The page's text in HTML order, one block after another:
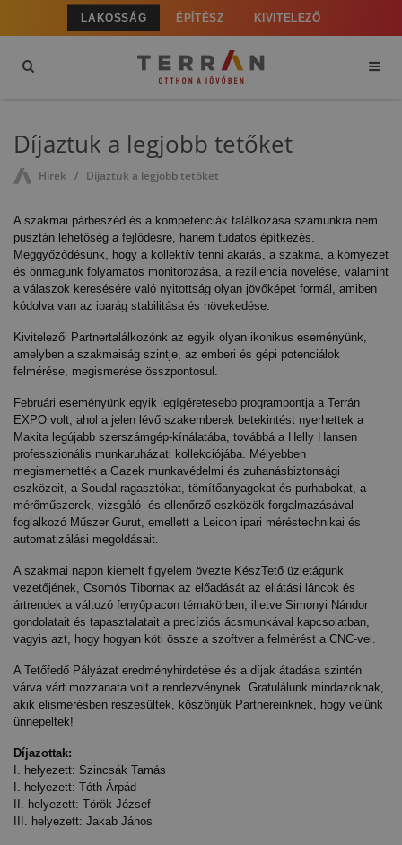
LAKOSSÁG ÉPÍTÉSZ KIVITELEZŐ
Díjaztuk a legjobb tetőket
Hírek Díjaztuk a legjobb tetőket
A szakmai párbeszéd és a kompetenciák találkozása számunkra nem
pusztán lehetőség a fejlődésre, hanem tudatos építkezés.
Meggyőződésünk, hogy a kollektív tenni akarás, a szakma, a környezet
és önmagunk folyamatos monitorozása, a reziliencia növelése, valamint
a válaszok keresésére való nyitottság olyan jövőképet formál, amiben
kódolva van az iparág stabilitása és növekedése.
Kivitelezői Partnertalálkozónk az egyik olyan ikonikus eseményünk,
amelyben a szakmaiság szintje, az emberi és gépi potenciálok
felmérése, megismerése összpontosul.
Februári eseményünk egyik legígéretesebb programpontja a Terrán
EXPO volt, ahol a jelen lévő szakemberek betekintést nyerhettek a
Makita legújabb szerszámgép-kínálatába, továbbá a Helly Hansen
professzionális munkaruházati kollekciójába. Mélyebben
megismerhették a Gazek munkavédelmi és zuhanásbiztonsági
eszközeit, a Soudal ragasztókat, tömítőanyagokat és purhabokat, a
mérőműszerek, vizsgáló- és ellenőrző eszközök forgalmazásával
foglalkozó Műszer Gurut, emellett a Leicon ipari méréstechnikai és
automatizálási megoldásait.
A szakmai napon kiemelt figyelem övezte KészTető üzletágunk
vezetőjének, Csomós Tibornak az előadását az ellátási láncok és
ártrendek a változó fenyőpiacon témakörben, illetve Simonyi Nándor
gondolatait és tapasztalatait a precíziós ácsmunkával kapcsolatban,
vagyis azt, hogy hogyan köti össze a szoftver a felmérést a CNC-vel.
A Tetőfedő Pályázat eredményhirdetése és a díjak átadása szintén
várva várt mozzanata volt a rendezvénynek. Gratulálunk mindazoknak,
akik elismerésben részesültek, köszönjük Partnereinknek, hogy velünk
ünnepeltek!
Díjazottak:
I. helyezett: Szincsák Tamás
I. helyezett: Tóth Árpád
II. helyezett: Török József
III. helyezett: Jakab János